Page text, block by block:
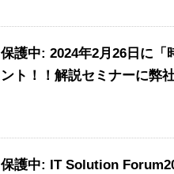
保護中: 2024年2月26日に「
ント！！解説セミナーに弊
保護中: IT Solution